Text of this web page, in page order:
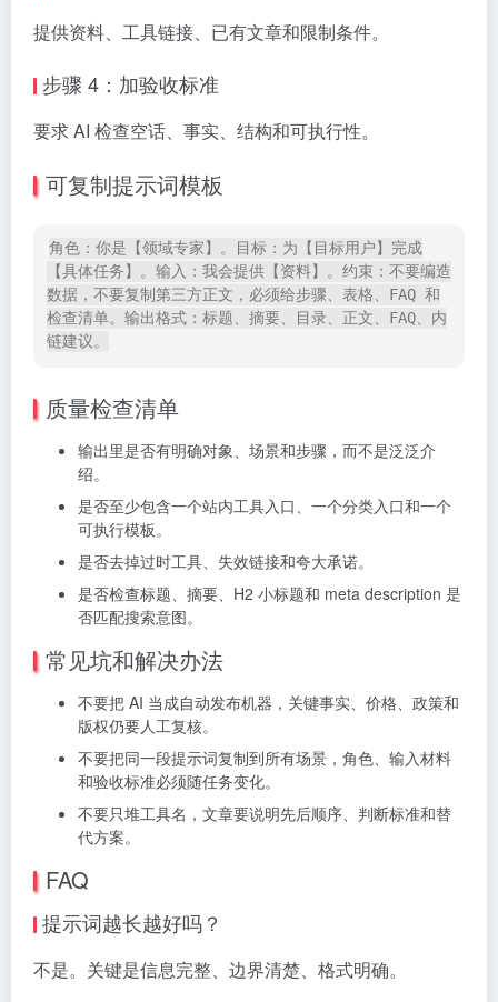
提供资料、工具链接、已有文章和限制条件。
步骤 4：加验收标准
要求 AI 检查空话、事实、结构和可执行性。
可复制提示词模板
角色：你是【领域专家】。目标：为【目标用户】完成
【具体任务】。输入：我会提供【资料】。约束：不要编造
数据，不要复制第三方正文，必须给步骤、表格、FAQ 和
检查清单。输出格式：标题、摘要、目录、正文、FAQ、内
链建议。
质量检查清单
输出里是否有明确对象、场景和步骤，而不是泛泛介
绍。
是否至少包含一个站内工具入口、一个分类入口和一个
可执行模板。
是否去掉过时工具、失效链接和夸大承诺。
是否检查标题、摘要、H2 小标题和 meta description 是
否匹配搜索意图。
常见坑和解决办法
不要把 AI 当成自动发布机器，关键事实、价格、政策和
版权仍要人工复核。
不要把同一段提示词复制到所有场景，角色、输入材料
和验收标准必须随任务变化。
不要只堆工具名，文章要说明先后顺序、判断标准和替
代方案。
FAQ
提示词越长越好吗？
不是。关键是信息完整、边界清楚、格式明确。